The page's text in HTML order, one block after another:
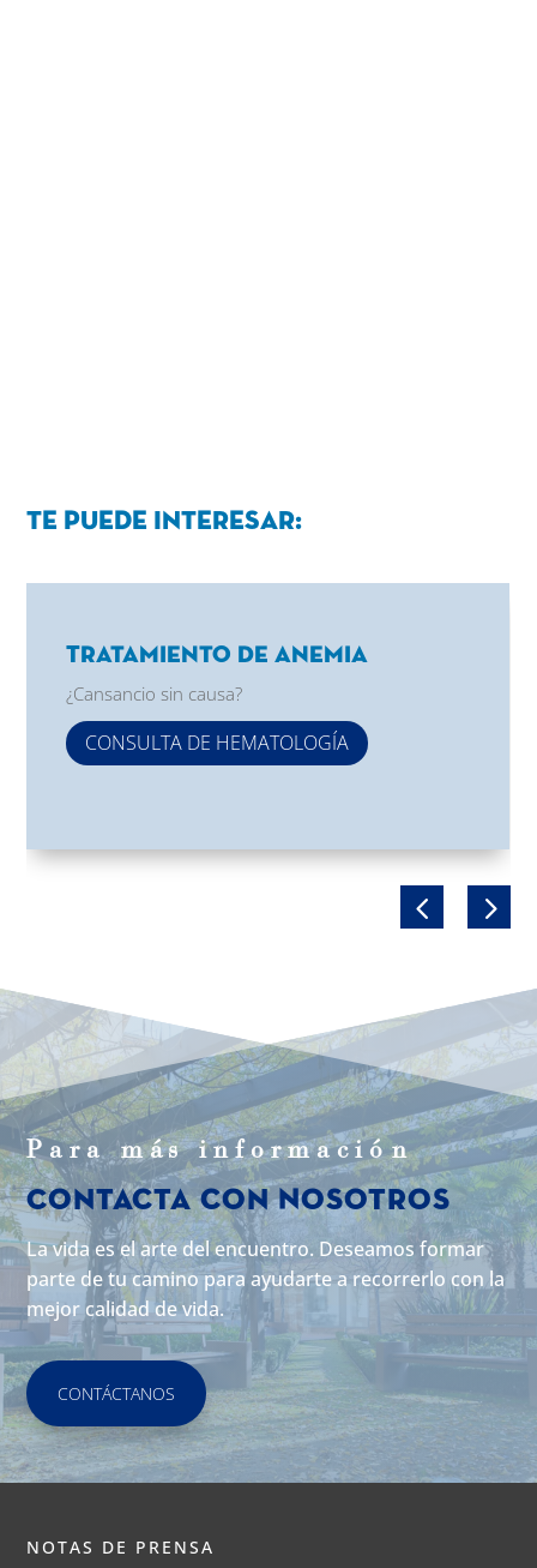
Te puede interesar:
Tratamiento de Anemia
¿Cansancio sin causa?
CONSULTA DE HEMATOLOGÍA
Para más información
Contacta con Nosotros
La vida es el arte del encuentro. Deseamos formar
parte de tu camino para ayudarte a recorrerlo con la
mejor calidad de vida.
CONTÁCTANOS
NOTAS DE PRENSA